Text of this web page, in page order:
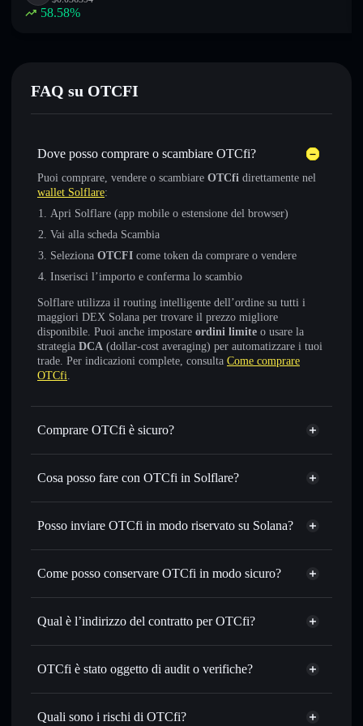
58.58%
FAQ su OTCFI
Dove posso comprare o scambiare OTCfi?
Puoi comprare, vendere o scambiare OTCfi direttamente nel
wallet Solflare:
Apri Solflare (app mobile o estensione del browser)
Vai alla scheda Scambia
Seleziona OTCFI come token da comprare o vendere
Inserisci l’importo e conferma lo scambio
Solflare utilizza il routing intelligente dell’ordine su tutti i
maggiori DEX Solana per trovare il prezzo migliore
disponibile. Puoi anche impostare ordini limite o usare la
strategia DCA (dollar-cost averaging) per automatizzare i tuoi
trade. Per indicazioni complete, consulta Come comprare
OTCfi.
Comprare OTCfi è sicuro?
OTCfi non è verificato
Cosa posso fare con OTCfi in Solflare?
OTCfi
wallet Solflare
Scambiare istantaneamente— scambia OTCFI in SOL,
con il routing intelligente dell’ordine
Impostare ordini limite— automatizza i tuoi trade al
OTCFI nel tempo
Inviare in modo riservato— trasferisci OTCFI senza
privacy incorporato di Solflare
Monitorare in tempo reale— conosci prezzo, volume,
capitalizzazione di mercato e liquidità di OTCFI
Posso inviare OTCfi in modo riservato su Solana?
Aggregatore di privacy
Solflare
Come posso conservare OTCfi in modo sicuro?
OTCfi
Aggregatore di privacy
Qual è l’indirizzo del contratto per OTCfi?
OTCfi
OTCfi è stato oggetto di audit o verifiche?
OTCfi non è verificato
Quali sono i rischi di OTCfi?